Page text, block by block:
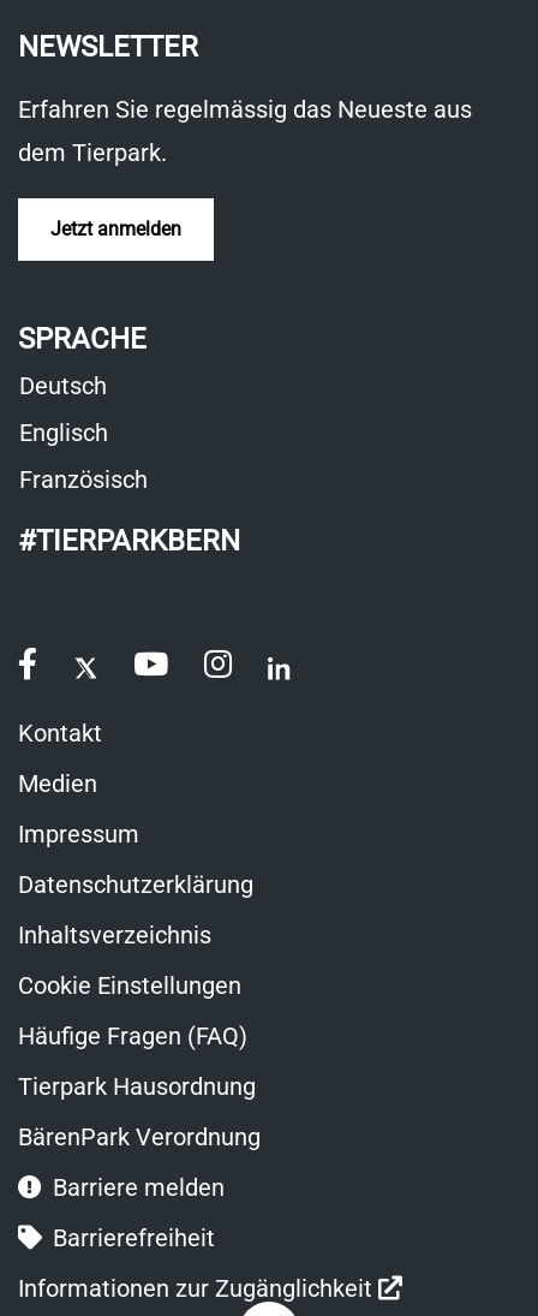
neuem
Fenster
NEWSLETTER
Erfahren Sie regelmässig das Neueste aus
dem Tierpark.
Jetzt anmelden
SPRACHE
Deutsch
Englisch
Französisch
#TIERPARKBERN
Kontakt
Medien
Impressum
Datenschutzerklärung
Inhaltsverzeichnis
Cookie Einstellungen
Häufige Fragen (FAQ)
Tierpark Hausordnung
BärenPark Verordnung
Barriere melden
Barrierefreiheit
Informationen zur Zugänglichkeit
Link